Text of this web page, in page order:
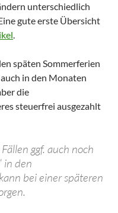
unterschiedlich
gute erste Übersicht
.
späten Sommerferien
in den Monaten
die
steuerfrei ausgezahlt
ggf. auch noch
in den
bei einer späteren